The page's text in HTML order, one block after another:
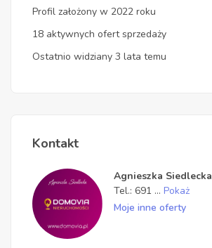
Profil założony w 2022 roku
18 aktywnych ofert sprzedaży
Ostatnio widziany 3 lata temu
Kontakt
Agnieszka Siedlecka
Tel.: 691 ... Pokaż
Moje inne oferty